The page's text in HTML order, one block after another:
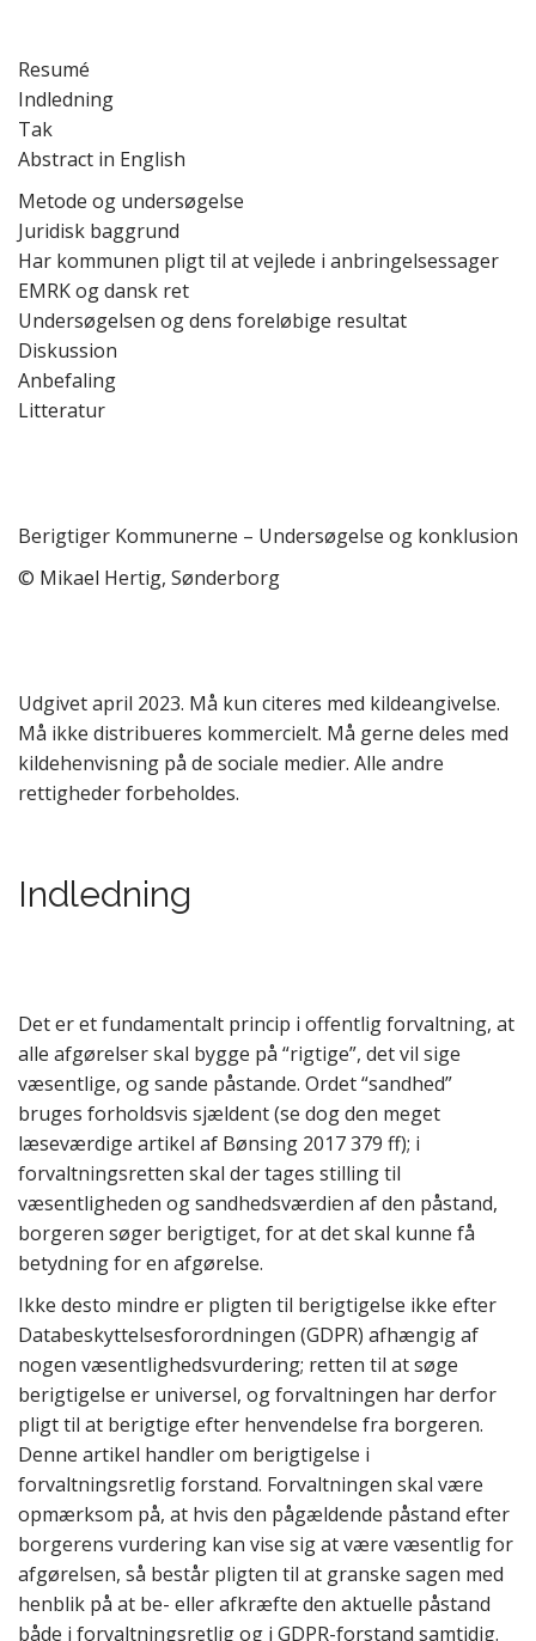
Resumé
Indledning
Tak
Abstract in English
Metode og undersøgelse
Juridisk baggrund
Har kommunen pligt til at vejlede i anbringelsessager
EMRK og dansk ret
Undersøgelsen og dens foreløbige resultat
Diskussion
Anbefaling
Litteratur
Berigtiger Kommunerne – Undersøgelse og konklusion
© Mikael Hertig, Sønderborg
Udgivet april 2023. Må kun citeres med kildeangivelse.
Må ikke distribueres kommercielt. Må gerne deles med
kildehenvisning på de sociale medier. Alle andre
rettigheder forbeholdes.
Indledning
Det er et fundamentalt princip i offentlig forvaltning, at
alle afgørelser skal bygge på “rigtige”, det vil sige
væsentlige, og sande påstande. Ordet “sandhed”
bruges forholdsvis sjældent (se dog den meget
læseværdige artikel af Bønsing 2017 379 ff); i
forvaltningsretten skal der tages stilling til
væsentligheden og sandhedsværdien af den påstand,
borgeren søger berigtiget, for at det skal kunne få
betydning for en afgørelse.
Ikke desto mindre er pligten til berigtigelse ikke efter
Databeskyttelsesforordningen (GDPR) afhængig af
nogen væsentlighedsvurdering; retten til at søge
berigtigelse er universel, og forvaltningen har derfor
pligt til at berigtige efter henvendelse fra borgeren.
Denne artikel handler om berigtigelse i
forvaltningsretlig forstand. Forvaltningen skal være
opmærksom på, at hvis den pågældende påstand efter
borgerens vurdering kan vise sig at være væsentlig for
afgørelsen, så består pligten til at granske sagen med
henblik på at be- eller afkræfte den aktuelle påstand
både i forvaltningsretlig og i GDPR-forstand samtidig.